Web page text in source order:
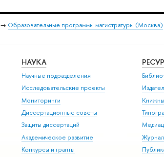
→ Образовательные программы магистратуры (Москва)
НАУКА
Научные подразделения
Исследовательские проекты
Мониторинги
Диссертационные советы
Защиты диссертаций
Академическое развитие
Конкурсы и гранты